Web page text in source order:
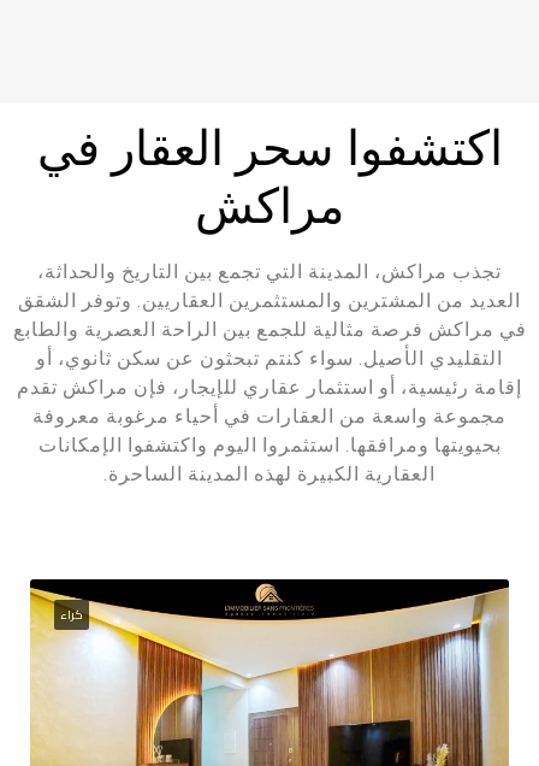
اكتشفوا سحر العقار في
مراكش
تجذب مراكش، المدينة التي تجمع بين التاريخ والحداثة،
العديد من المشترين والمستثمرين العقاريين. وتوفر الشقق
في مراكش فرصة مثالية للجمع بين الراحة العصرية والطابع
التقليدي الأصيل. سواء كنتم تبحثون عن سكن ثانوي، أو
إقامة رئيسية، أو استثمار عقاري للإيجار، فإن مراكش تقدم
مجموعة واسعة من العقارات في أحياء مرغوبة معروفة
بحيويتها ومرافقها. استثمروا اليوم واكتشفوا الإمكانات
العقارية الكبيرة لهذه المدينة الساحرة.
كراء